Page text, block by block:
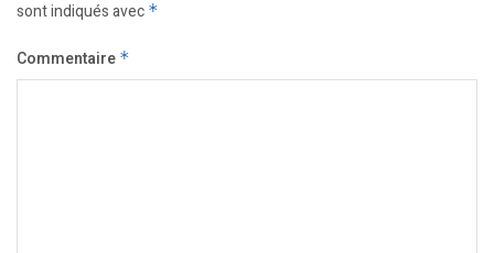
sont indiqués avec *
Commentaire *